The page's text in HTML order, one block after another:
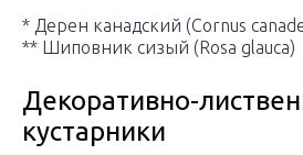
* Дерен канадский (Cornus
** Шиповник сизый (Rosa glauca)
Декоративно-
кустарники